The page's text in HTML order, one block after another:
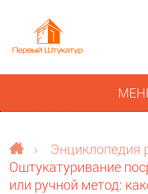
Наши
› Энциклопедия
Оштукатуривание
или ручной метод: